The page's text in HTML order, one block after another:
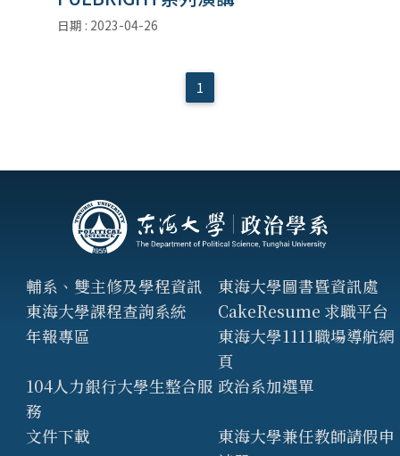
日期 : 2023-04-26
1
輔系、雙主修及學程資訊
東海大學圖書暨資訊處
東海大學課程查詢系統
CakeResume 求職平台
年報專區
東海大學1111職場導航網
頁
104人力銀行大學生整合服
務
政治系加選單
文件下載
東海大學兼任教師請假申